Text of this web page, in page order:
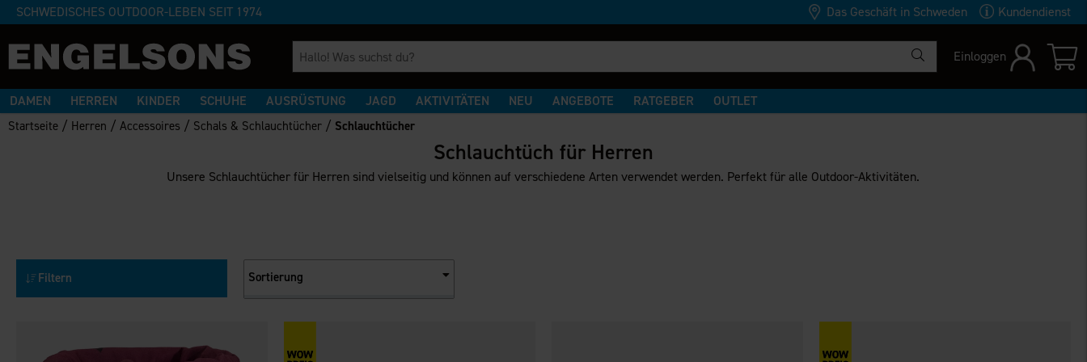
SCHWEDISCHES OUTDOOR-LEBEN SEIT 1974 Das Geschäft in Schweden Kundendienst
Einloggen
DAMEN HERREN KINDER SCHUHE AUSRÜSTUNG JAGD AKTIVITÄTEN NEU ANGEBOTE RATGEBER OUTLET
Startseite / Herren /Accessoires / Schals & Schlauchtücher / Schlauchtücher
Schlauchtüch für Herren
Unsere Schlauchtücher für Herren sind vielseitig und können auf verschiedene Arten verwendet werden. Perfekt für alle Outdoor-Aktivitäten.
Filtern Sortierung